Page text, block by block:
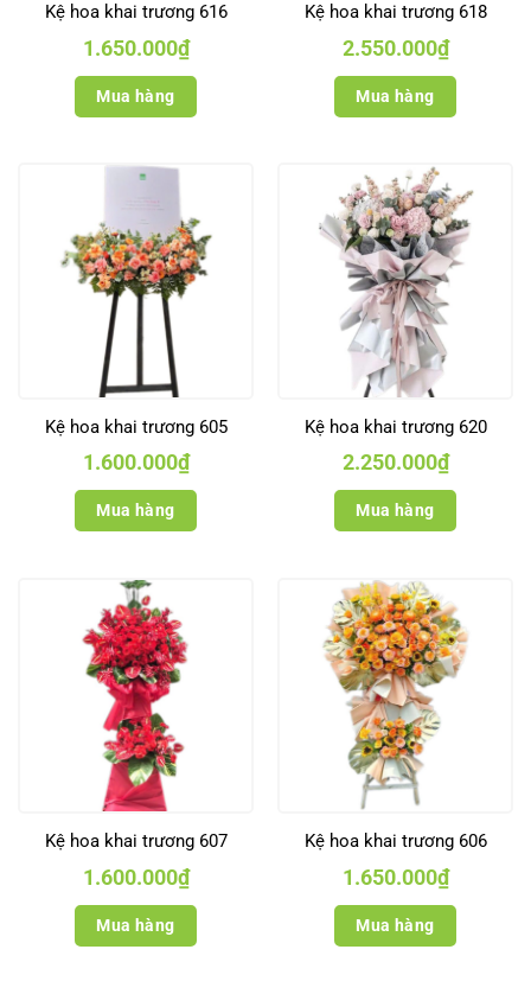
Kệ hoa khai trương 616
1.650.000₫
Mua hàng
Kệ hoa khai trương 618
2.550.000₫
Mua hàng
Kệ hoa khai trương 605
1.600.000₫
Mua hàng
Kệ hoa khai trương 620
2.250.000₫
Mua hàng
Kệ hoa khai trương 607
1.600.000₫
Mua hàng
Kệ hoa khai trương 606
1.650.000₫
Mua hàng